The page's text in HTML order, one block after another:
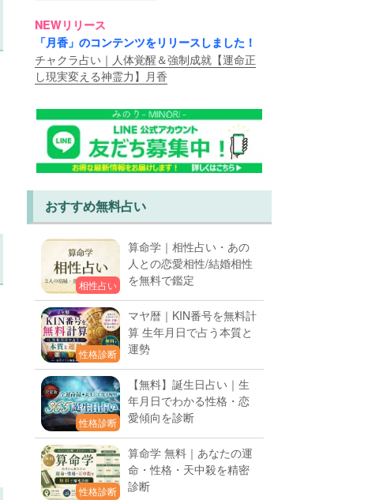
NEWリリース
「月香」のコンテンツをリリースしました！
チャクラ占い｜人体覚醒＆強制成就【運命正
し現実変える神霊力】月香
おすすめ無料占い
相性占い
算命学｜相性占い・あの
人との恋愛相性/結婚相性
を無料で鑑定
性格診断
マヤ暦｜KIN番号を無料計
算 生年月日で占う本質と
運勢
性格診断
【無料】誕生日占い｜生
年月日でわかる性格・恋
愛傾向を診断
性格診断
算命学 無料｜あなたの運
命・性格・天中殺を精密
診断